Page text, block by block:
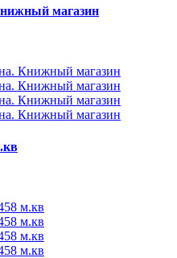
магазин
Книжный магазин
Книжный магазин
Книжный магазин
Книжный магазин
м.кв
м.кв
м.кв
м.кв